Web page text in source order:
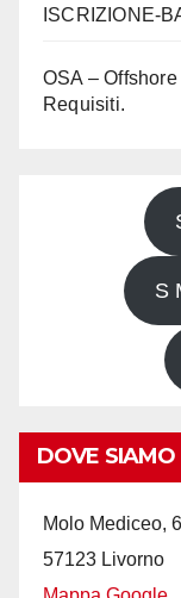
ISCRIZIONE-
OSA –
Requisiti.
S
DOVE SIAMO
Molo Mediceo,
57123 Livorno